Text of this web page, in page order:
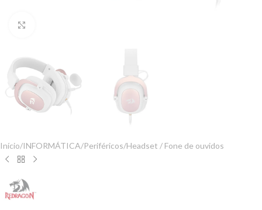
Início/INFORMÁTICA/Periféricos/Headset / Fone de ouvidos